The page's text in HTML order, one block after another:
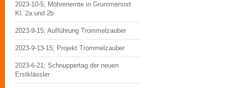
2023-10-5; Möhrenernte in Grummersort
Kl. 2a und 2b
2023-9-15; Aufführung Trommelzauber
2023-9-13-15; Projekt Trommelzauber
2023-6-21; Schnuppertag der neuen
Erstklässler